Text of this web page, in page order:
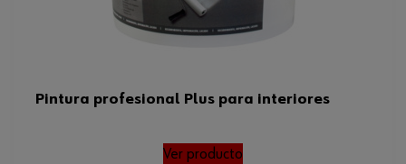
Pintura profesional Plus para interiores
Ver producto